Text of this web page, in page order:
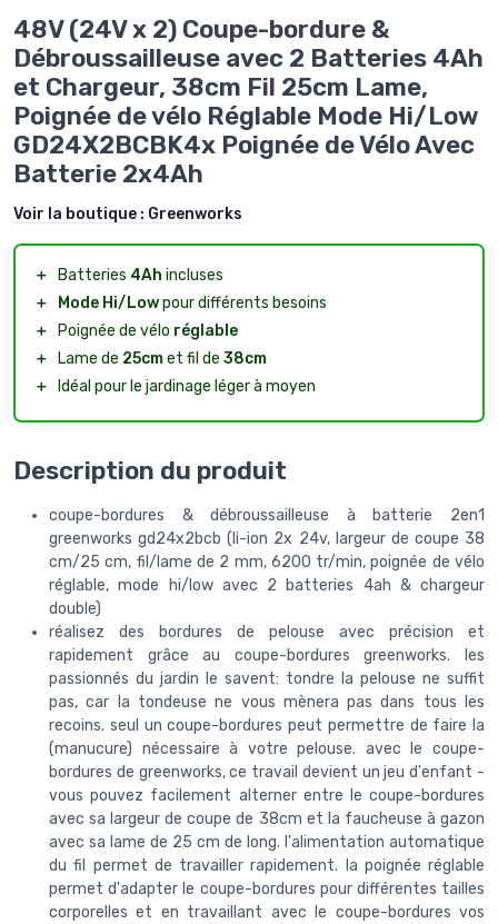
48V (24V x 2) Coupe-bordure &
Débroussailleuse avec 2 Batteries 4Ah
et Chargeur, 38cm Fil 25cm Lame,
Poignée de vélo Réglable Mode Hi/Low
GD24X2BCBK4x Poignée de Vélo Avec
Batterie 2x4Ah
Voir la boutique : Greenworks
＋ Batteries 4Ah incluses
＋
Mode Hi/Lowpour différents besoins
＋
Poignée de vélo réglable
＋
Lame de 25cmet fil de 38cm
＋
Idéal pour le jardinage léger à moyen
Description du produit
coupe-bordures & débroussailleuse à batterie 2en1
greenworks gd24x2bcb (li-ion 2x 24v, largeur de coupe 38
cm/25 cm, fil/lame de 2 mm, 6200 tr/min, poignée de vélo
réglable, mode hi/low avec 2 batteries 4ah & chargeur
double)
réalisez des bordures de pelouse avec précision et
rapidement grâce au coupe-bordures greenworks. les
passionnés du jardin le savent: tondre la pelouse ne suffit
pas, car la tondeuse ne vous mènera pas dans tous les
recoins. seul un coupe-bordures peut permettre de faire la
(manucure) nécessaire à votre pelouse. avec le coupe-
bordures de greenworks, ce travail devient un jeu d'enfant -
vous pouvez facilement alterner entre le coupe-bordures
avec sa largeur de coupe de 38cm et la faucheuse à gazon
avec sa lame de 25 cm de long. l'alimentation automatique
du fil permet de travailler rapidement. la poignée réglable
permet d'adapter le coupe-bordures pour différentes tailles
corporelles et en travaillant avec le coupe-bordures vos